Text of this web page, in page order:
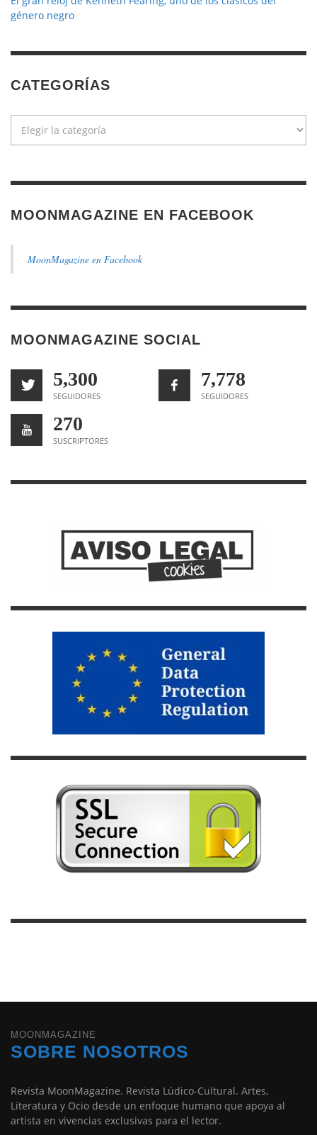
género negro
CATEGORÍAS
MOONMAGAZINE EN FACEBOOK
MoonMagazine en Facebook
MOONMAGAZINE SOCIAL
5,300
SEGUIDORES
7,778
SEGUIDORES
270
SUSCRIPTORES
MOONMAGAZINE
SOBRE NOSOTROS
Revista MoonMagazine. Revista Lúdico-Cultural. Artes,
Literatura y Ocio desde un enfoque humano que apoya al
artista en vivencias exclusivas para el lector.